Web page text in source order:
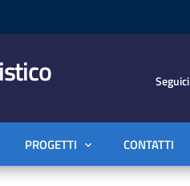
Seguici
PROGETTI CONTATTI